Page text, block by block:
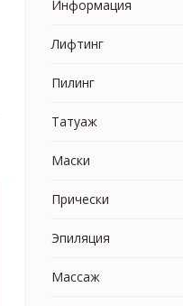
Информация
Лифтинг
Пилинг
Татуаж
Маски
Прически
Эпиляция
Массаж